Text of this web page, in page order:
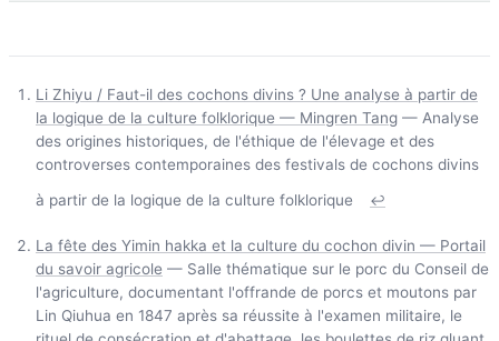
Li Zhiyu / Faut-il des cochons divins ? Une analyse à partir de
la logique de la culture folklorique — Mingren Tang — Analyse
des origines historiques, de l'éthique de l'élevage et des
controverses contemporaines des festivals de cochons divins
à partir de la logique de la culture folklorique
↩
La fête des Yimin hakka et la culture du cochon divin — Portail
du savoir agricole — Salle thématique sur le porc du Conseil de
l'agriculture, documentant l'offrande de porcs et moutons par
Lin Qiuhua en 1847 après sa réussite à l'examen militaire, le